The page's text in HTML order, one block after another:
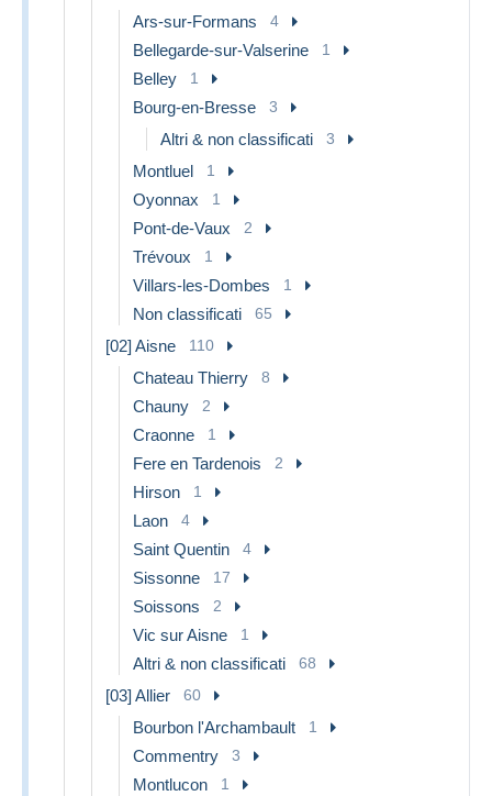
Ars-sur-Formans 4
Bellegarde-sur-Valserine 1
Belley 1
Bourg-en-Bresse 3
Altri & non classificati 3
Montluel 1
Oyonnax 1
Pont-de-Vaux 2
Trévoux 1
Villars-les-Dombes 1
Non classificati 65
[02] Aisne 110
Chateau Thierry 8
Chauny 2
Craonne 1
Fere en Tardenois 2
Hirson 1
Laon 4
Saint Quentin 4
Sissonne 17
Soissons 2
Vic sur Aisne 1
Altri & non classificati 68
[03] Allier 60
Bourbon l'Archambault 1
Commentry 3
Montlucon 1